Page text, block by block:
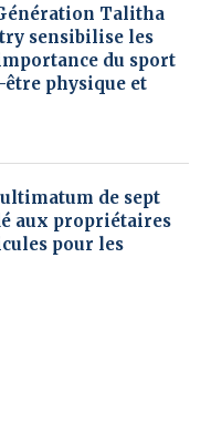
Talitha
sensibilise les
du sport
physique et
de sept
aux propriétaires
pour les